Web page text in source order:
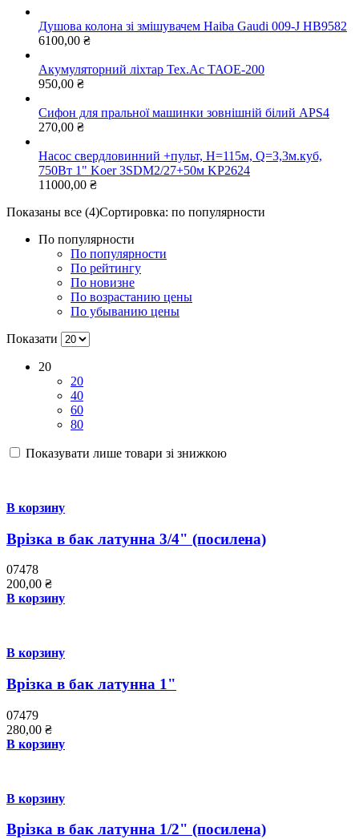
Душова колона зі змішувачем Haiba Gaudi 009-J HB9582
6100,00 ₴
Акумуляторний ліхтар Тех.Ас ТАОЕ-200
950,00 ₴
Сифон для пральної машинки зовнішній білий APS4
270,00 ₴
Насос свердловинний +пульт, Н=115м, Q=3,3м.куб,
750Вт 1" Koer 3SDM2/27+50м KP2624
11000,00 ₴
Показаны все (4)Сортировка: по популярности
По популярности
По популярности
По рейтингу
По новизне
По возрастанию цены
По убыванию цены
Показати
20
20
40
60
80
Показувати лише товари зі знижкою
В корзину
Врізка в бак латунна 3/4" (посилена)
07478
200,00 ₴
В корзину
В корзину
Врізка в бак латунна 1"
07479
280,00 ₴
В корзину
В корзину
Врізка в бак латунна 1/2" (посилена)